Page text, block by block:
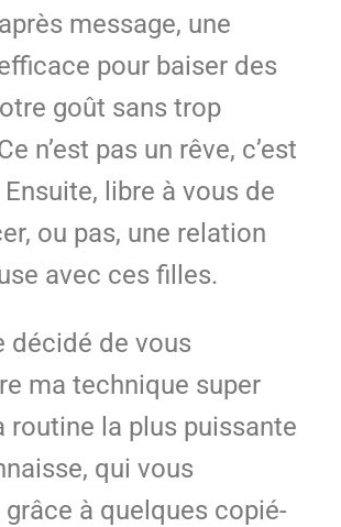
message, une
pour baiser des
goût sans trop
n’est pas un rêve, c’est
libre à vous de
ou pas, une relation
avec ces filles.
décidé de vous
ma technique super
routine la plus puissante
qui vous
à quelques copié-